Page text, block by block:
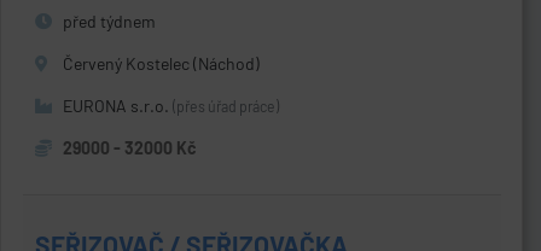
před týdnem
Červený Kostelec (Náchod)
EURONA s.r.o. (přes úřad práce)
29000 - 32000 Kč
SEŘIZOVAČ / SEŘIZOVAČKA